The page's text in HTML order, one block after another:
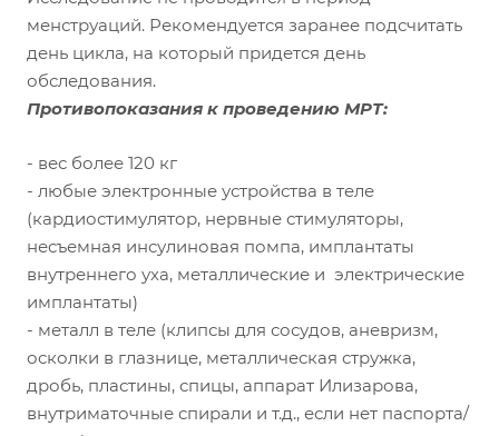
менструаций. Рекомендуется заранее подсчитать
день цикла, на который придется день
обследования.
Противопоказания к проведению МРТ:
- вес более 120 кг
- любые электронные устройства в теле
(кардиостимулятор, нервные стимуляторы,
несъемная инсулиновая помпа, имплантаты
внутреннего уха, металлические и электрические
имплантаты)
- металл в теле (клипсы для сосудов, аневризм,
осколки в глазнице, металлическая стружка,
дробь, пластины, спицы, аппарат Илизарова,
внутриматочные спирали и т.д., если нет паспорта/